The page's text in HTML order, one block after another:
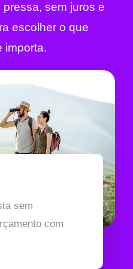
sem juros e
escolher o que
importa.
sem
com